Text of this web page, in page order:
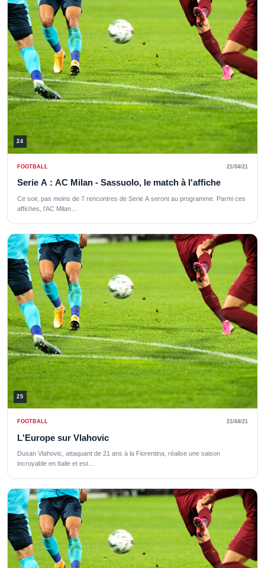
24
FOOTBALL 21/04/21
Serie A : AC Milan - Sassuolo, le match à l'affiche
Ce soir, pas moins de 7 rencontres de Serie A seront au programme. Parmi ces
affiches, l’AC Milan…
25
FOOTBALL 21/04/21
L'Europe sur Vlahovic
Dusan Vlahovic, attaquant de 21 ans à la Fiorentina, réalise une saison
incroyable en Italie et est…